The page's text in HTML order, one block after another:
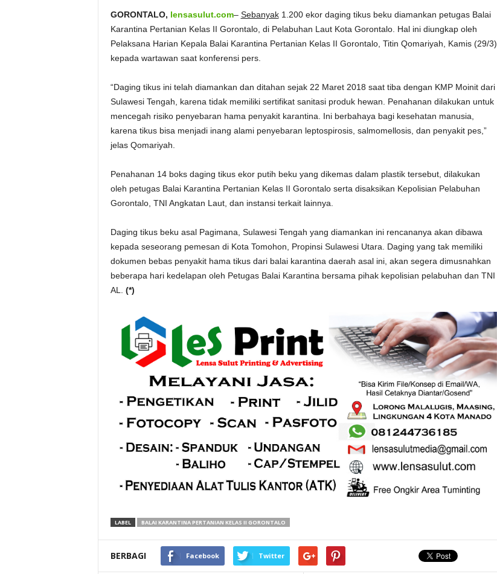
GORONTALO, lensasulut.com– Sebanyak1.200 ekor daging tikus beku diamankan petugas Balai
Karantina Pertanian Kelas II Gorontalo, di Pelabuhan Laut Kota Gorontalo. Hal ini diungkap oleh
Pelaksana Harian Kepala Balai Karantina Pertanian Kelas II Gorontalo, Titin Qomariyah, Kamis (29/3)
kepada wartawan saat konferensi pers.
“Daging tikus ini telah diamankan dan ditahan sejak 22 Maret 2018 saat tiba dengan KMP Moinit dari
Sulawesi Tengah, karena tidak memiliki sertifikat sanitasi produk hewan. Penahanan dilakukan untuk
mencegah risiko penyebaran hama penyakit karantina. Ini berbahaya bagi kesehatan manusia,
karena tikus bisa menjadi inang alami penyebaran leptospirosis, salmomellosis, dan penyakit pes,”
jelas Qomariyah.
Penahanan 14 boks daging tikus ekor putih beku yang dikemas dalam plastik tersebut, dilakukan
oleh petugas Balai Karantina Pertanian Kelas II Gorontalo serta disaksikan Kepolisian Pelabuhan
Gorontalo, TNI Angkatan Laut, dan instansi terkait lainnya.
Daging tikus beku asal Pagimana, Sulawesi Tengah yang diamankan ini rencananya akan dibawa
kepada seseorang pemesan di Kota Tomohon, Propinsi Sulawesi Utara. Daging yang tak memiliki
dokumen bebas penyakit hama tikus dari balai karantina daerah asal ini, akan segera dimusnahkan
beberapa hari kedelapan oleh Petugas Balai Karantina bersama pihak kepolisian pelabuhan dan TNI
AL.
(*)
LABEL BALAI KARANTINA PERTANIAN KELAS II GORONTALO
BERBAGI Facebook Twitter